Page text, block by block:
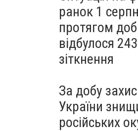
ранок 1
протягом
відбулося
зіткнення
За добу
України
російських